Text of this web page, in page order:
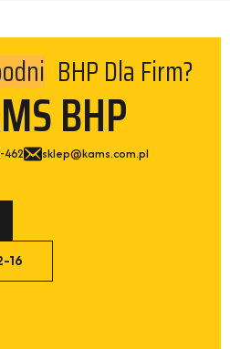
BHP Dla Firm?
BHP
462
sklep@kams.com.pl
16